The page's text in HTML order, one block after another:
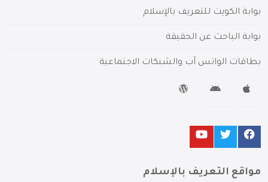
بوابة الكويت للتعريف بالإسلام
بوابة الباحث عن الحقيقة
بطاقات الواتس آب والشبكات الاجتماعية
مواقع التعريف بالإسلام